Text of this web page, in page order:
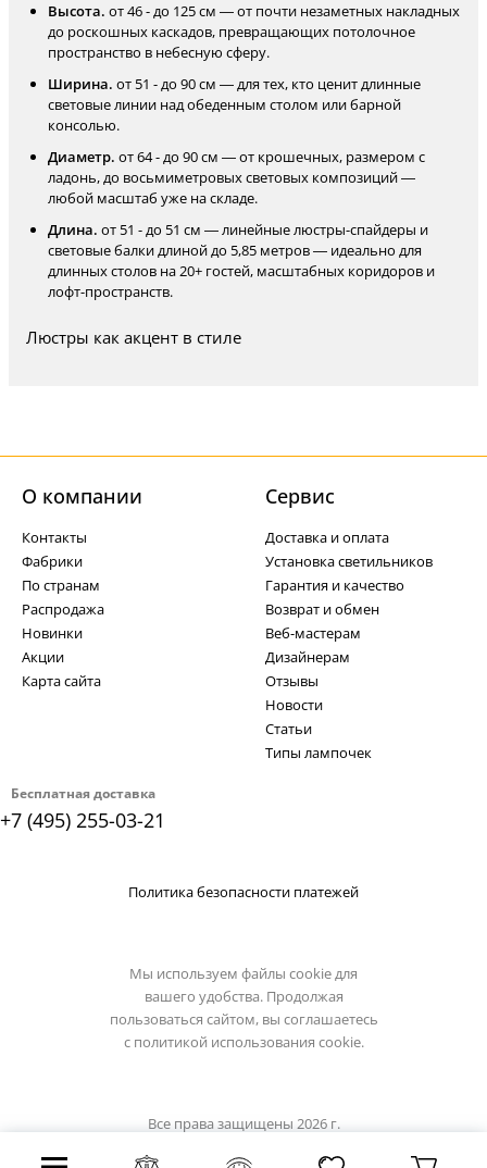
Высота. от 46 - до 125 см — от почти незаметных накладных
до роскошных каскадов, превращающих потолочное
пространство в небесную сферу.
Ширина. от 51 - до 90 см — для тех, кто ценит длинные
световые линии над обеденным столом или барной
консолью.
Диаметр. от 64 - до 90 см — от крошечных, размером с
ладонь, до восьмиметровых световых композиций —
любой масштаб уже на складе.
Длина. от 51 - до 51 см — линейные люстры-спайдеры и
световые балки длиной до 5,85 метров — идеально для
длинных столов на 20+ гостей, масштабных коридоров и
лофт-пространств.
Люстры как акцент в стиле
Бесплатная доставка
+7 (495) 255-03-21
О компании
Контакты
Фабрики
По странам
Распродажа
Новинки
Акции
Карта сайта
Cервис
Доставка и оплата
Установка светильников
Гарантия и качество
Возврат и обмен
Веб-мастерам
Дизайнерам
Отзывы
Новости
Статьи
Типы лампочек
Политика безопасности платежей
Мы используем файлы cookie для
вашего удобства. Продолжая
пользоваться сайтом, вы соглашаетесь
с политикой использования cookie.
Все права защищены 2026 г.